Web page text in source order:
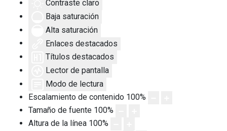
Contraste claro
Baja saturación
Alta saturación
Enlaces destacados
Títulos destacados
Lector de pantalla
Modo de lectura
Escalamiento de contenido 100%
Tamaño de fuente 100%
Altura de la línea 100%